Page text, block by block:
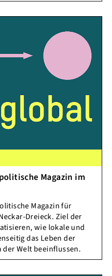
Magazin im
Magazin für
Dreieck. Ziel der
wie lokale und
das Leben der
der Welt beeinflussen.